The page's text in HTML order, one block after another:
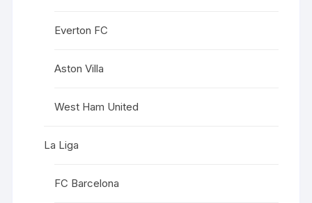
Everton FC
Aston Villa
West Ham United
La Liga
FC Barcelona